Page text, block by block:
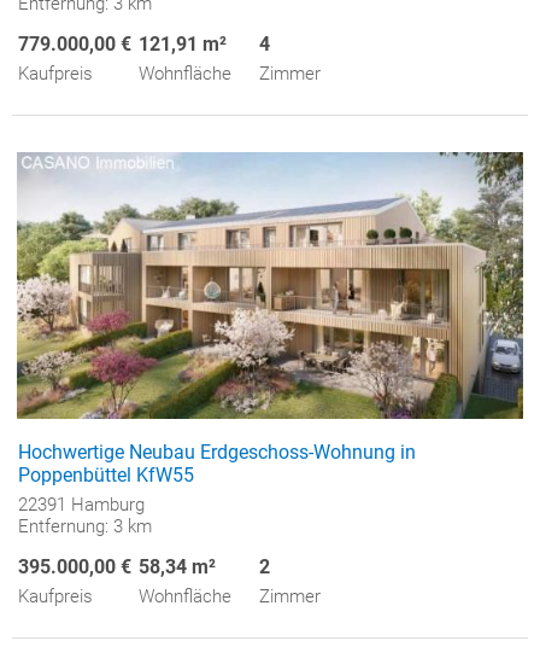
779.000,00 €
Kaufpreis
121,91 m²
Wohnfläche
4
Zimmer
Hochwertige Neubau Erdgeschoss-Wohnung in
Poppenbüttel KfW55
22391 Hamburg
Entfernung: 3 km
395.000,00 €
Kaufpreis
58,34 m²
Wohnfläche
2
Zimmer